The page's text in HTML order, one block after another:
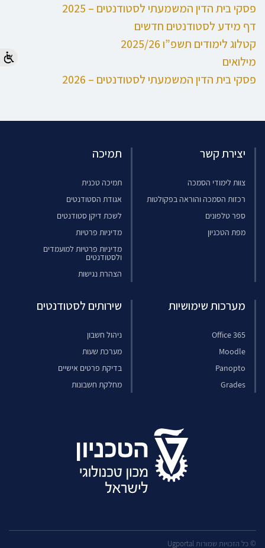
פסקי בית הדין המשמעתי לסטודנטים – 2025
דף מידע לסטודנטים חדשים
קטלוג לימודים תשפ”ו 2025/26
מילואים
פסקי בית הדין המשמעתי לסטודנטים – 2026
יצירת קשר
צוות לימודי הסמכה
רכזות הסמכה והוראה בפקולטות
ספר טלפונים
מפת הטכניון
תמיכה
תמיכה טכנית
אגודת הסטודנטים
לשכת דיקן סטודנטים
מדיניות פרטיות
מדיניות פרטיות למועמדים
ולסטודנטים
הצהרת נגישות
מערכות שימושיות
Office 365
Moodle
Panopto
Grades
שירותים לסטודנטים
ניהול חשבון
מערכת שעות
בדיקת פרטים אישיים
מחלקת חשבונות
© כל הזכויות שמורות Ugportal